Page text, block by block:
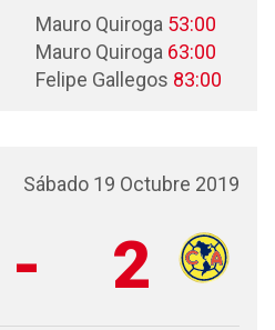
Mauro Quiroga 53:00
Mauro Quiroga 63:00
Felipe Gallegos 83:00
Sábado 19 Octubre 2019
- 2